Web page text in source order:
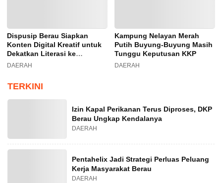
Dispusip Berau Siapkan
Konten Digital Kreatif untuk
Dekatkan Literasi ke
Generasi Muda
DAERAH
Kampung Nelayan Merah
Putih Buyung-Buyung Masih
Tunggu Keputusan KKP
DAERAH
TERKINI
Izin Kapal Perikanan Terus Diproses, DKP
Berau Ungkap Kendalanya
DAERAH
Pentahelix Jadi Strategi Perluas Peluang
Kerja Masyarakat Berau
DAERAH